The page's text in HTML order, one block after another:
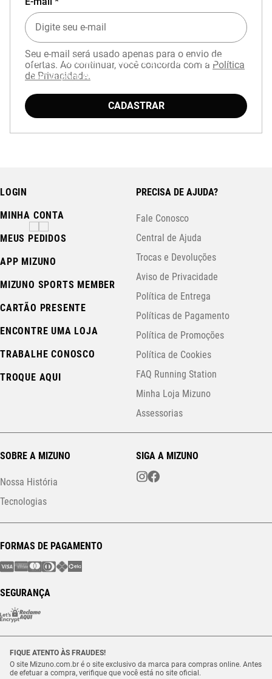
Baixe o aplicativo Mizuno e garanta15% OFF
com cupomAPP15
Seu e-mail será usado apenas para o envio de
ofertas. Ao continuar, você concorda com a Política
de Privacidade.
CADASTRAR
LOGIN
MINHA CONTA
MEUS PEDIDOS
APP MIZUNO
MIZUNO SPORTS MEMBER
CARTÃO PRESENTE
ENCONTRE UMA LOJA
TRABALHE CONOSCO
TROQUE AQUI
PRECISA DE AJUDA?
Fale Conosco
Central de Ajuda
Trocas e Devoluções
Aviso de Privacidade
Política de Entrega
Políticas de Pagamento
Política de Promoções
Política de Cookies
FAQ Running Station
Minha Loja Mizuno
Assessorias
SOBRE A MIZUNO
Nossa História
Tecnologias
SIGA A MIZUNO
FORMAS DE PAGAMENTO
SEGURANÇA
FIQUE ATENTO ÀS FRAUDES!
O site Mizuno.com.br é o site exclusivo da marca para compras online. Antes
de efetuar a compra, verifique que você está no site oficial.